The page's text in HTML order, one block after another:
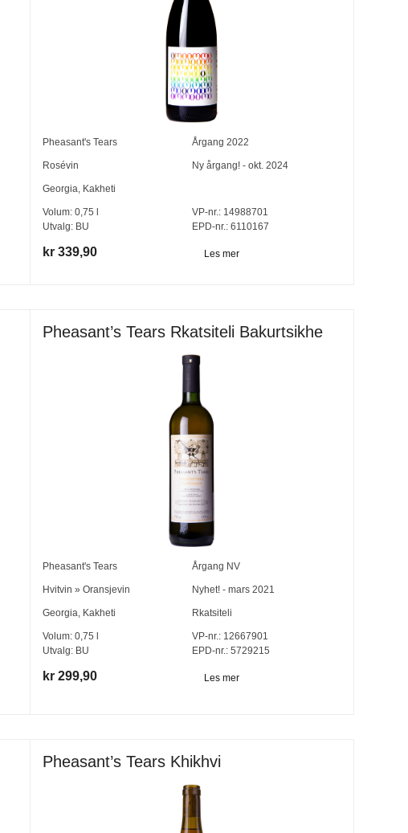
Pheasant's Tears Årgang 2022
Rosévin Ny årgang! - okt. 2024
Georgia, Kakheti
Volum: 0,75
Utvalg: BU
VP-nr.:14988701
EPD-nr.: 6110167
kr 339,90 Les mer
Pheasant’s Tears Rkatsiteli Bakurtsikhe
Pheasant's Tears Årgang NV
Hvitvin » Oransjevin Nyhet! - mars 2021
Georgia, Kakheti Rkatsiteli
Volum: 0,75
Utvalg: BU
VP-nr.:12667901
EPD-nr.: 5729215
kr 299,90 Les mer
Pheasant’s Tears Khikhvi